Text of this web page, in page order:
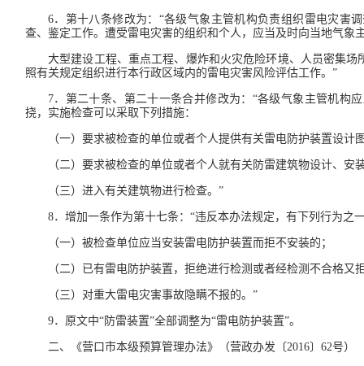
6．第十八条修改为：“各级气象主管机构负责组织雷电灾害
查、鉴定工作。遭受雷电灾害的组织和个人，应当及时向当地气
大型建设工程、重点工程、爆炸和火灾危险环境、人员密集
照有关规定组织进行本行政区域内的雷电灾害风险评估工作。”
7．第二十条、第二十一条合并修改为：“各级气象主管机构
挠，实施检查可以采取下列措施：
（一）要求被检查的单位或者个人提供有关雷电防护装置设
（二）要求被检查的单位或者个人就有关防雷建筑物设计、
（三）进入有关建筑物进行检查。”
8．增加一条作为第十七条：“违反本办法规定，有下列行为之
（一）被检查单位应当安装雷电防护装置而拒不安装的；
（二）已有雷电防护装置，拒绝进行检测或者经检测不合格又
（三）对重大雷电灾害事故隐瞒不报的。”
9．原文中“防雷装置”全部调整为“雷电防护装置”。
二、《营口市本级预算管理办法》（营政办发〔2016〕62号）